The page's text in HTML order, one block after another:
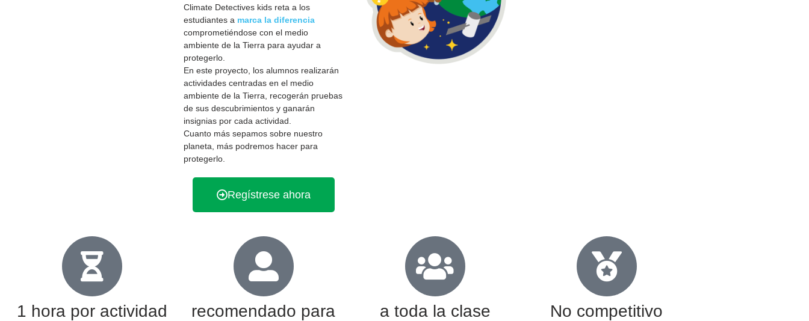
Climate Detectives kids reta a los
estudiantes a marca la diferencia
comprometiéndose con el medio
ambiente de la Tierra para ayudar a
protegerlo.
En este proyecto, los alumnos realizarán
actividades centradas en el medio
ambiente de la Tierra, recogerán pruebas
de sus descubrimientos y ganarán
insignias por cada actividad.
Cuanto más sepamos sobre nuestro
planeta, más podremos hacer para
protegerlo.
Regístrese ahora
1 hora por actividad
recomendado para
a toda la clase No competitivo